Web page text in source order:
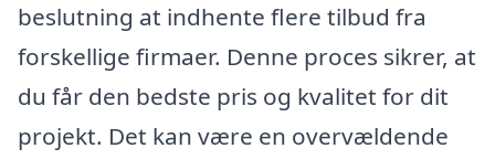
beslutning at indhente flere tilbud fra
forskellige firmaer. Denne proces sikrer, at
du får den bedste pris og kvalitet for dit
projekt. Det kan være en overvældende